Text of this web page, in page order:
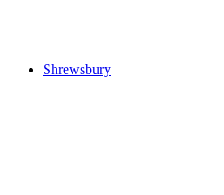
Shrewsbury